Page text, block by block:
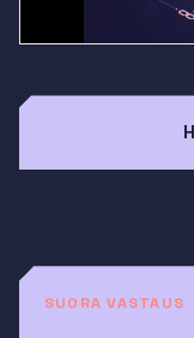
SUORA VASTAUS